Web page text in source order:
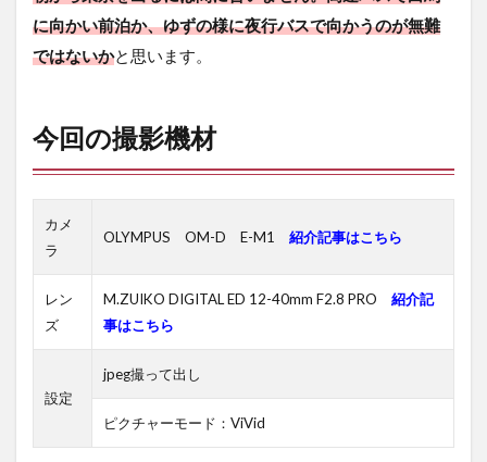
に向かい前泊か、ゆずの様に夜行バスで向かうのが無難
ではないかと思います。
今回の撮影機材
カメ
ラ
OLYMPUS OM-D E-M1 紹介記事はこちら
レン
ズ
M.ZUIKO DIGITAL ED 12-40mm F2.8 PRO 紹介記
事はこちら
設定
jpeg撮って出し
ピクチャーモード：ViVid